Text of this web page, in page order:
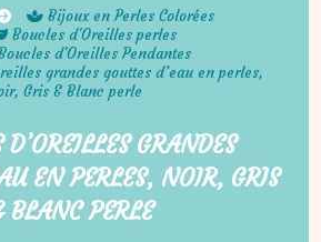
Bijoux en Perles Colorées
Boucles d'Oreilles perles
d'Oreilles Pendantes
grandes gouttes d’eau en perles,
Gris & Blanc perle
D’OREILLES GRANDES
EN PERLES, NOIR, GRIS
BLANC PERLE